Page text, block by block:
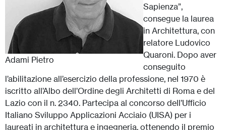
Adami Pietro
Sapienza”,
consegue la laurea
in Architettura, con
relatore Ludovico
Quaroni. Dopo aver
conseguito
l’abilitazione all’esercizio della professione, nel 1970 è
iscritto all’Albo dell’Ordine degli Architetti di Roma e del
Lazio con il n. 2340. Partecipa al concorso dell’Ufficio
Italiano Sviluppo Applicazioni Acciaio (UISA) per i
laureati in architettura e ingegneria, ottenendo il premio